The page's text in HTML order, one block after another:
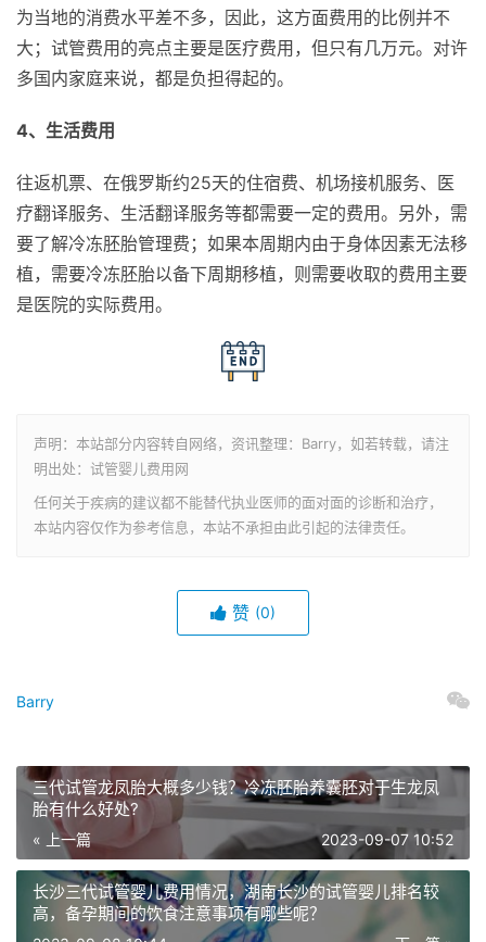
为当地的消费水平差不多，因此，这方面费用的比例并不
大；试管费用的亮点主要是医疗费用，但只有几万元。对许
多国内家庭来说，都是负担得起的。
4、生活费用
往返机票、在俄罗斯约25天的住宿费、机场接机服务、医
疗翻译服务、生活翻译服务等都需要一定的费用。另外，需
要了解冷冻胚胎管理费；如果本周期内由于身体因素无法移
植，需要冷冻胚胎以备下周期移植，则需要收取的费用主要
是医院的实际费用。
声明：本站部分内容转自网络，资讯整理：Barry，如若转载，请注
明出处：试管婴儿费用网
任何关于疾病的建议都不能替代执业医师的面对面的诊断和治疗，
本站内容仅作为参考信息，本站不承担由此引起的法律责任。
赞 (0)
Barry
三代试管龙凤胎大概多少钱？冷冻胚胎养囊胚对于生龙凤
胎有什么好处?
« 上一篇 2023-09-07 10:52
长沙三代试管婴儿费用情况，湖南长沙的试管婴儿排名较
高，备孕期间的饮食注意事项有哪些呢？